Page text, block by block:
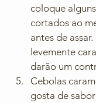
coloque
cortados ao
antes de
levemente
darão um
Cebolas
gosta de